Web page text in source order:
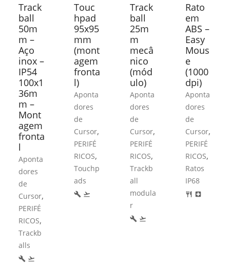
Track
ball
50m
m –
Aço
inox –
IP54
100x1
36m
m –
Mont
agem
fronta
l
Aponta
dores
de
Cursor,
PERIFÉ
RICOS,
Trackb
alls
build flight_takeoff
Touc
hpad
95x95
mm
(mont
agem
fronta
l)
Aponta
dores
de
Cursor,
PERIFÉ
RICOS,
Touchp
ads
build flight_takeoff
Track
ball
25m
m
mecâ
nico
(mód
ulo)
Aponta
dores
de
Cursor,
PERIFÉ
RICOS,
Trackb
all
modula
r
build flight_takeoff
Rato
em
ABS –
Easy
Mous
e
(1000
dpi)
Aponta
dores
de
Cursor,
PERIFÉ
RICOS,
Ratos
IP68
restaurant local_hospital